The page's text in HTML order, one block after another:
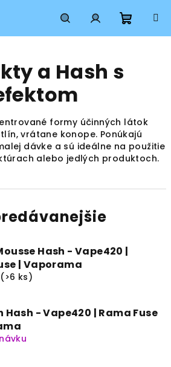
HľadaťPrihlásenie
a Hash s
formy účinných látok
vrátane konope. Ponúkajú
dávke a sú ideálne na použitie
alebo jedlých produktoch.
Hash - Vape420 |
| Vaporama
(>6 ks)
Hash - Vape420 | Rama Fuse